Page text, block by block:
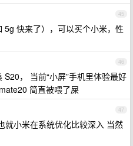
45
5g 快来了），可以买个小米，性
46
， 当前“小屏”手机里体验最好
简直被喂了屎
47
就小米在系统优化比较深入 当然